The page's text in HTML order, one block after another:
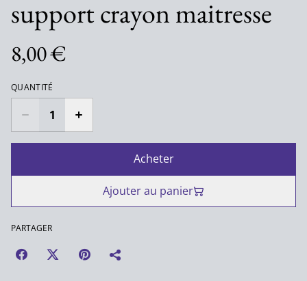
support crayon maitresse
8,00 €
QUANTITÉ
Acheter
Ajouter au panier
PARTAGER